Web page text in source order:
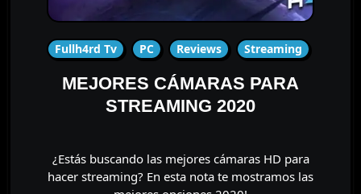
Fullh4rd Tv PC Reviews Streaming
MEJORES CÁMARAS PARA
STREAMING 2020
¿Estás buscando las mejores cámaras HD para
hacer streaming? En esta nota te mostramos las